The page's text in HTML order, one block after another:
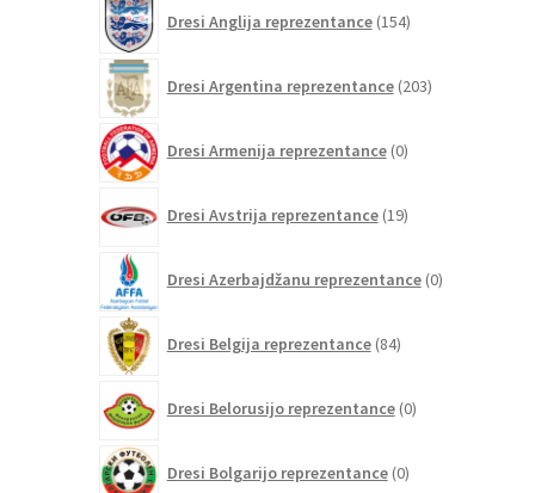
Dresi Anglija reprezentance 154izdelkov
Dresi Argentina reprezentance 203izdelki
Dresi Armenija reprezentance 0izdelkov
Dresi Avstrija reprezentance 19izdelkov
Dresi Azerbajdžanu reprezentance 0izdelkov
Dresi Belgija reprezentance 84izdelkov
Dresi Belorusijo reprezentance 0izdelkov
Dresi Bolgarijo reprezentance 0izdelkov